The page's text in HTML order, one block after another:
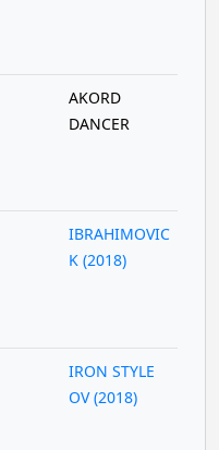
AKORD
DANCER
IBRAHIMOVIC
K (2018)
IRON STYLE
OV (2018)